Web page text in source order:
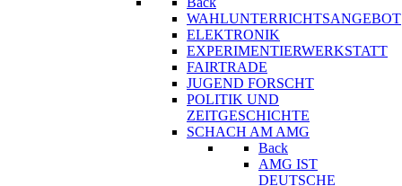
WAHLUNTERRICHTSANGEBOT
ELEKTRONIK
EXPERIMENTIERWERKSTATT
FAIRTRADE
JUGEND FORSCHT
POLITIK UND
ZEITGESCHICHTE
SCHACH AM AMG
Back
AMG IST
DEUTSCHE